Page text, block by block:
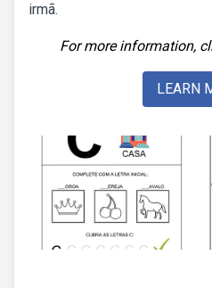
irmã.
For more information,
LEARN